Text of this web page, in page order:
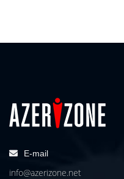
E-mail
info@azerizone.net